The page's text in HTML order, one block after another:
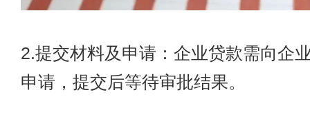
2.提交材料及申请：企业贷款需向企
申请，提交后等待审批结果。